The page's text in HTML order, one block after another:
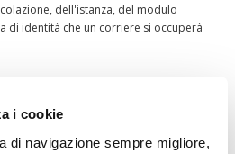
i cookie
di navigazione sempre migliore,
dell'istanza, del modulo
di identità che un corriere si occuperà
solamente dal proprietario del